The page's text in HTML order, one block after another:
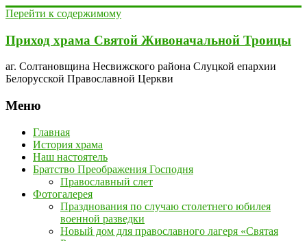
Перейти к содержимому
Приход храма Святой Живоначальной Троицы
аг. Солтановщина Несвижского района Слуцкой епархии
Белорусской Православной Церкви
Меню
Главная
История храма
Наш настоятель
Братство Преображения Господня
Православный слет
Фотогалерея
Празднования по случаю столетнего юбилея
военной разведки
Новый дом для православного лагеря «Святая